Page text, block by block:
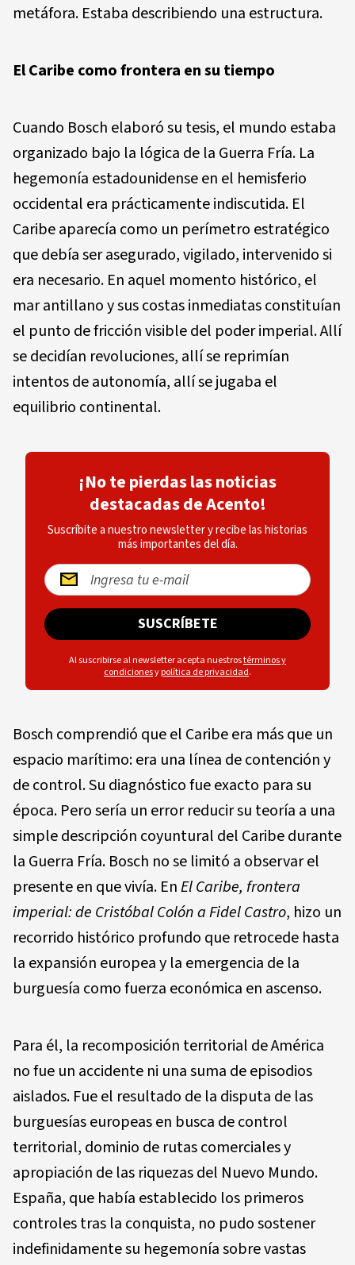
metáfora. Estaba describiendo una estructura.
El Caribe como frontera en su tiempo
Cuando Bosch elaboró su tesis, el mundo estaba
organizado bajo la lógica de la Guerra Fría. La
hegemonía estadounidense en el hemisferio
occidental era prácticamente indiscutida. El
Caribe aparecía como un perímetro estratégico
que debía ser asegurado, vigilado, intervenido si
era necesario. En aquel momento histórico, el
mar antillano y sus costas inmediatas constituían
el punto de fricción visible del poder imperial. Allí
se decidían revoluciones, allí se reprimían
intentos de autonomía, allí se jugaba el
equilibrio continental.
¡No te pierdas las noticias
destacadas de Acento!
Suscríbite a nuestro newsletter y recibe las historias
más importantes del día.
SUSCRÍBETE
Al suscribirse al newsletter acepta nuestrostérminos y
condicionesypolítica de privacidad.
Bosch comprendió que el Caribe era más que un
espacio marítimo: era una línea de contención y
de control. Su diagnóstico fue exacto para su
época. Pero sería un error reducir su teoría a una
simple descripción coyuntural del Caribe durante
la Guerra Fría. Bosch no se limitó a observar el
presente en que vivía. EnEl Caribe, frontera
imperial: de Cristóbal Colón a Fidel Castro, hizo un
recorrido histórico profundo que retrocede hasta
la expansión europea y la emergencia de la
burguesía como fuerza económica en ascenso.
Para él, la recomposición territorial de América
no fue un accidente ni una suma de episodios
aislados. Fue el resultado de la disputa de las
burguesías europeas en busca de control
territorial, dominio de rutas comerciales y
apropiación de las riquezas del Nuevo Mundo.
España, que había establecido los primeros
controles tras la conquista, no pudo sostener
indefinidamente su hegemonía sobre vastas